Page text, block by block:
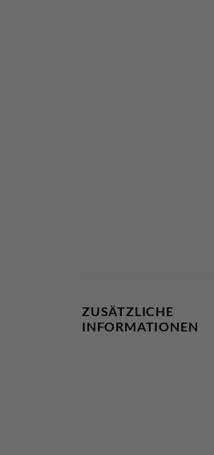
ZUSÄTZLICHE
INFORMATIONEN